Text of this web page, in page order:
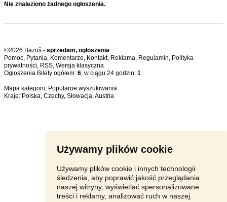
Używamy plików cookie
Używamy plików cookie i innych technologii
śledzenia, aby poprawić jakość przeglądania
naszej witryny, wyświetlać spersonalizowane
treści i reklamy, analizować ruch w naszej
Nie znaleziono żadnego ogłoszenia.
©2026 Bazoš - sprzedam, ogłoszenia
Pomoc, Pytania, Komentarze, Kontakt, Reklama, Regulamin, Polityka
prywatności, RSS,
Ogłoszenia Bilety ogółem: 6, w ciągu 24 godzin: 1
Mapa kategorii, Popularne wyszukiwania
Kraje: Polska, Czechy, Słowacja,Austria